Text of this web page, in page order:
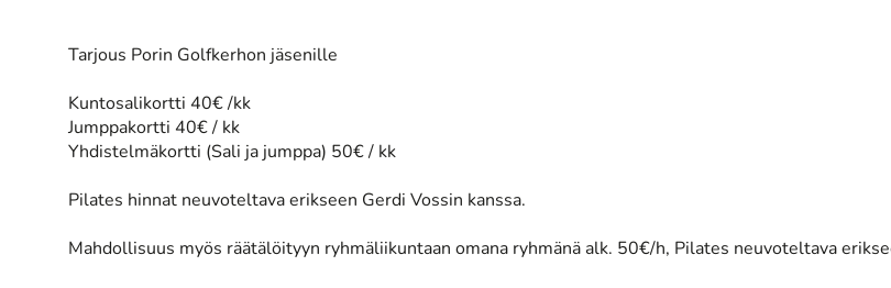
Tarjous Porin Golfkerhon jäsenille
Kuntosalikortti 40€ /kk
Jumppakortti 40€ / kk
Yhdistelmäkortti (Sali ja jumppa) 50€ / kk
Pilates hinnat neuvoteltava erikseen Gerdi Vossin kanssa.
Mahdollisuus myös räätälöityyn ryhmäliikuntaan omana ryhmänä alk. 50€/h, Pilates neuvoteltava